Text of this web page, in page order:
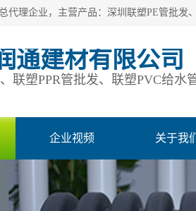
通建材有限公司
企业视频 关于我们